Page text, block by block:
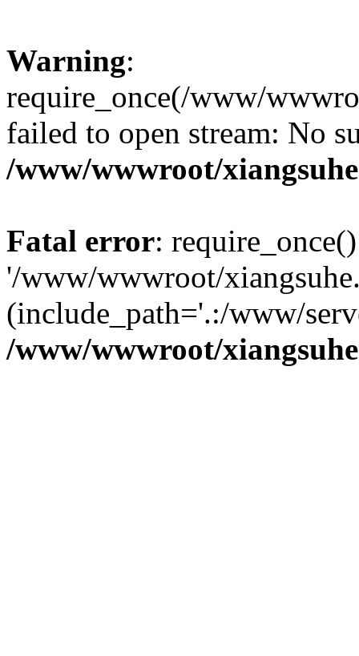
Warning:
require_once(/www/
failed to open stream: No
/www/wwwroot/
Fatal error:
'/www/wwwroot/
(include_path='.:/www/
/www/wwwroot/